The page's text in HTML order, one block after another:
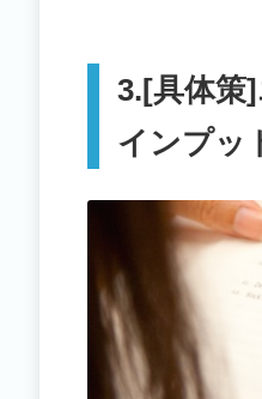
3.[具体策
インプッ